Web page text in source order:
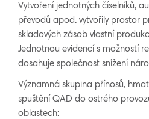
Vytvoření jednotných číselníků,
převodů apod. vytvořily prostor
skladových zásob vlastní
Jednotnou evidencí s možností
dosahuje společnost snížení
Významná skupina přínosů,
spuštění QAD do ostrého
oblastech: